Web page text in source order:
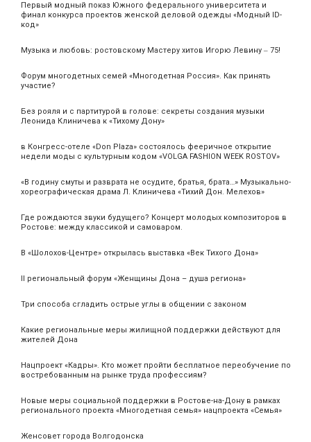
Первый модный показ Южного федерального университета и
финал конкурса проектов женской деловой одежды «Модный ID-
код»
Музыка и любовь: ростовскому Мастеру хитов Игорю Левину ‒ 75!
Форум многодетных семей «Многодетная Россия». Как принять
участие?
Без рояля и с партитурой в голове: секреты создания музыки
Леонида Клиничева к «Тихому Дону»
в Конгресс-отеле «Don Plaza» состоялось фееричное открытие
недели моды с культурным кодом «VOLGA FASHION WEEK ROSTOV»
«В годину смуты и разврата не осудите, братья, брата…» Музыкально-
хореографическая драма Л. Клиничева «Тихий Дон. Мелехов»
Где рождаются звуки будущего? Концерт молодых композиторов в
Ростове: между классикой и самоваром.
В «Шолохов-Центре» открылась выставка «Век Тихого Дона»
II региональный форум «Женщины Дона – душа региона»
Три способа сгладить острые углы в общении с законом
Какие региональные меры жилищной поддержки действуют для
жителей Дона
Нацпроект «Кадры». Кто может пройти бесплатное переобучение по
востребованным на рынке труда профессиям?
Новые меры социальной поддержки в Ростове-на-Дону в рамках
регионального проекта «Многодетная семья» нацпроекта «Семья»
Женсовет города Волгодонска